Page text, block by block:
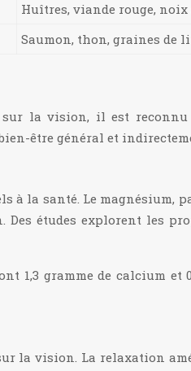
Huîtres, viande rouge, noix
Saumon, thon, graines de
la vision, il est
être général et
à la santé. Le magnésium,
études explorent les
gramme de calcium et
la vision. La relaxation